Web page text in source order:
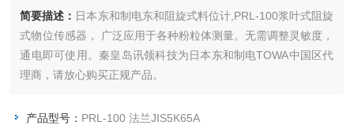
简要描述： 日本东和制电东和阻旋式料位计,PRL-100浆叶式阻旋
式物位传感器， 广泛应用于各种粉粒体测量。无需调整灵敏度，
通电即可使用。秦皇岛讯领科技为日本东和制电TOWA中国区代
理商，请放心购买正规产品。
产品型号： PRL-100 法兰JIS5K65A